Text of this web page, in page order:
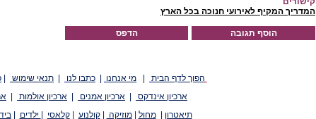
המדריך המקיף לאירועי חנוכה בכל הארץ
הדפס הוסף תגובה
הפוך לדף הבית מי אנחנו כתבו לנו תנאי שימוש
ארכיון אינדקס
ארכיון אמנים ארכיון אולמות
תיאטרון
|מחול |מוזיקה |קולנוע |קלאסי ילדים |